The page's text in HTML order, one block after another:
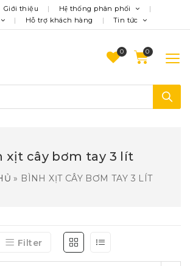
Giới thiệu
Hệ thống phân phối
Hỗ trợ khách hàng Tin tức
0
xịt cây bơm tay 3 lít
» BÌNH XỊT CÂY BƠM TAY 3 LÍT
Filter